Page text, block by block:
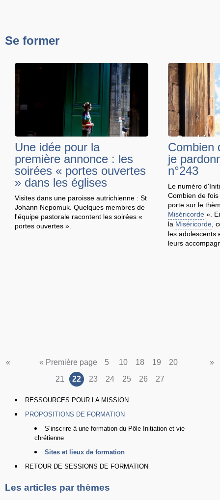
Se former
Une idée pour la
première annonce : les
soirées « portes ouvertes
» dans les églises
Visites dans une paroisse autrichienne : St
Johann Nepomuk. Quelques membres de
l'équipe pastorale racontent les soirées «
portes ouvertes ».
Combien
je
n°243
Le numéro
Combien de
porte sur le
Miséricorde ».
la Miséricorde,
les adolescents
leurs
« Première page
« 5 10 18 19
20
21
22 23 24 25 26 27
»
RESSOURCES POUR LA MISSION
PROPOSITIONS DE FORMATION
S’inscrire à une formation du Pôle Initiation et vie
chrétienne
Sites et lieux de formation
RETOUR DE SESSIONS DE FORMATION
Les articles par thèmes